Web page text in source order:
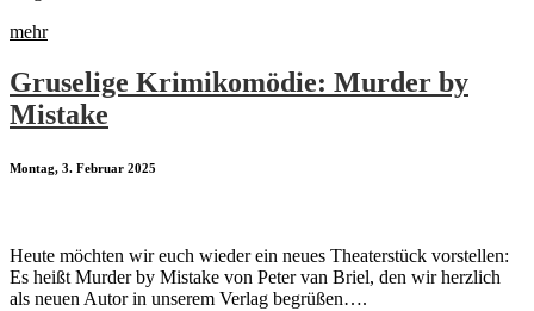
mehr
Gruselige Krimikomödie: Murder by
Mistake
Montag, 3. Februar 2025
Heute möchten wir euch wieder ein neues Theaterstück vorstellen:
Es heißt Murder by Mistake von Peter van Briel, den wir herzlich
als neuen Autor in unserem Verlag begrüßen….